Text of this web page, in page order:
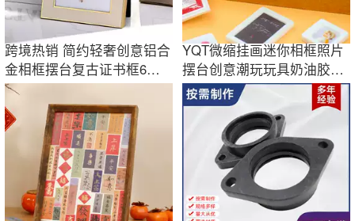
跨境热销 简约轻奢创意铝合
金相框摆台复古证书框6寸7
寸8寸10寸
YQT微缩挂画迷你相框照片
摆台创意潮玩玩具奶油胶手
工diy树脂配件